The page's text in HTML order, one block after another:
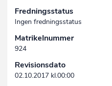
Fredningsstatus
Ingen fredningsstatus
Matrikelnummer
924
Revisionsdato
02.10.2017 kl.00:00